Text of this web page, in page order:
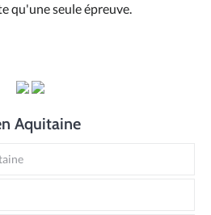
qu'une seule épreuve.
Aquitaine